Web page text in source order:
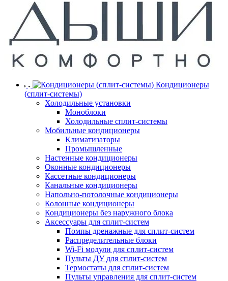
Кондиционеры
(сплит-системы)
Холодильные установки
Моноблоки
Холодильные сплит-системы
Мобильные кондиционеры
Климатизаторы
Промышленные
Настенные кондиционеры
Оконные кондиционеры
Кассетные кондиционеры
Канальные кондиционеры
Напольно-потолочные кондиционеры
Колонные кондиционеры
Кондиционеры без наружного блока
Аксессуары для сплит-систем
Помпы дренажные для сплит-систем
Распределительные блоки
Wi-Fi модули для сплит-систем
Пульты ДУ для сплит-систем
Термостаты для сплит-систем
Пульты управления для сплит-систем